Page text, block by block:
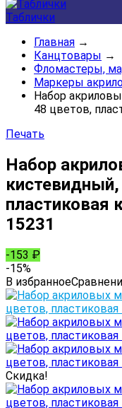
Таблички
Главная →
Канцтовары →
Фломастеры,
Маркеры
Набор
48 цветов,
Печать
Набор
пластиковая
15231
-153 ₽
-15%
В избранное
Скидка!